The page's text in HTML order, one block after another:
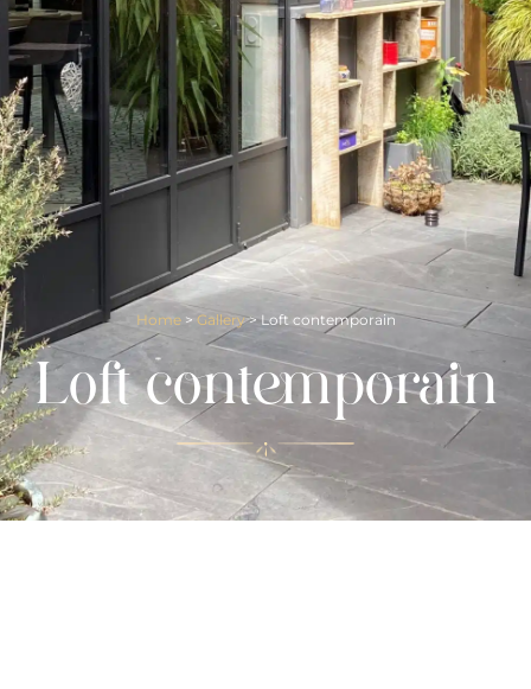
Home> Gallery>Loft contemporain
Loft contemporain